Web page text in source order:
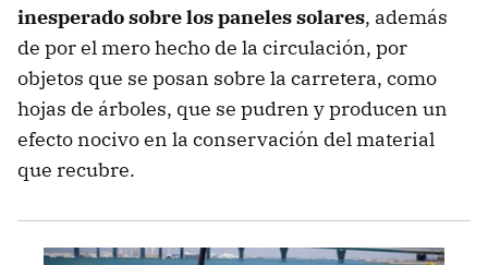
inesperado sobre los paneles solares, además
de por el mero hecho de la circulación, por
objetos que se posan sobre la carretera, como
hojas de árboles, que se pudren y producen un
efecto nocivo en la conservación del material
que recubre.